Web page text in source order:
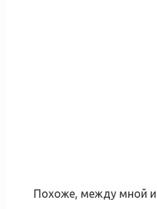
Похоже, между мной